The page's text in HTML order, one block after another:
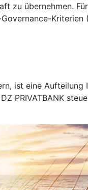
zu übernehmen.
Kriterien
ist eine
PRIVATBANK